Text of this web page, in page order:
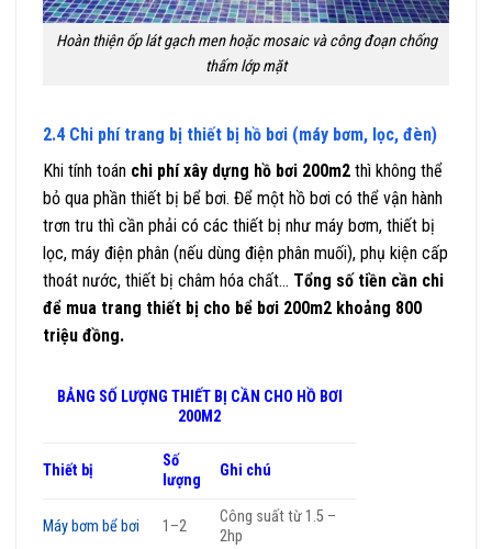
Hoàn thiện ốp lát gạch men hoặc mosaic và công đoạn chống
thấm lớp mặt
2.4 Chi phí trang bị thiết bị hồ bơi (máy bơm, lọc, đèn)
Khi tính toán chi phí xây dựng hồ bơi 200m2 thì không thể
bỏ qua phần thiết bị bể bơi. Để một hồ bơi có thể vận hành
trơn tru thì cần phải có các thiết bị như máy bơm, thiết bị
lọc, máy điện phân (nếu dùng điện phân muối), phụ kiện cấp
thoát nước, thiết bị châm hóa chất… Tổng số tiền cần chi
để mua trang thiết bị cho bể bơi 200m2 khoảng 800
triệu đồng.
BẢNG SỐ LƯỢNG THIẾT BỊ CẦN CHO HỒ BƠI
200M2
Thiết bị
Số
lượng
Ghi chú
Máy bơm bể bơi 1–2
Công suất từ 1.5 –
2hp